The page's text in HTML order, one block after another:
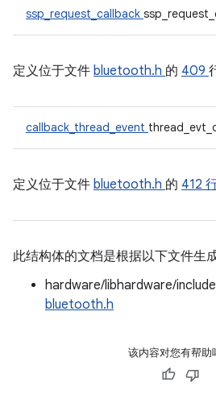
ssp_request_callback
定义位于文件 bluetooth.h 的 409
callback_thread_event
定义位于文件 bluetooth.h 的 412
此结构体的文档是根据以下文件生
hardware/libhardware/
bluetooth.h
该内容对您有帮助